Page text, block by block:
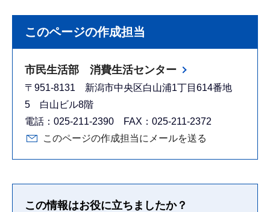
このページの作成担当
市民生活部 消費生活センター
〒951-8131 新潟市中央区白山浦1丁目614番地
5 白山ビル8階
電話：025-211-2390 FAX：025-211-2372
このページの作成担当にメールを送る
この情報はお役に立ちましたか？